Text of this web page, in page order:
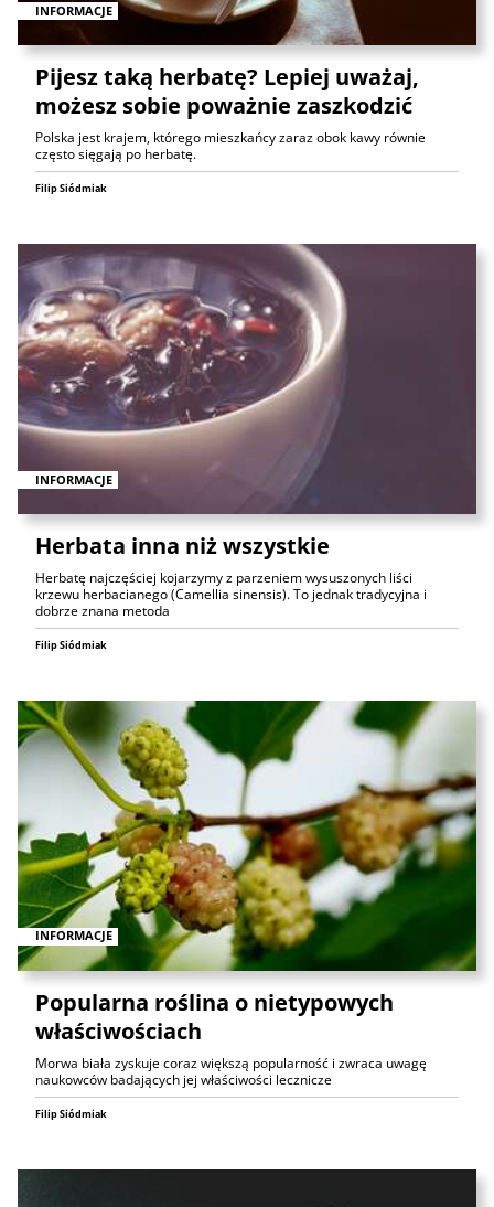
INFORMACJE
Pijesz taką herbatę? Lepiej uważaj,
możesz sobie poważnie zaszkodzić
Polska jest krajem, którego mieszkańcy zaraz obok kawy równie
często sięgają po herbatę.
Filip Siódmiak
INFORMACJE
Herbata inna niż wszystkie
Herbatę najczęściej kojarzymy z parzeniem wysuszonych liści
krzewu herbacianego (Camellia sinensis). To jednak tradycyjna i
dobrze znana metoda
Filip Siódmiak
INFORMACJE
Popularna roślina o nietypowych
właściwościach
Morwa biała zyskuje coraz większą popularność i zwraca uwagę
naukowców badających jej właściwości lecznicze
Filip Siódmiak